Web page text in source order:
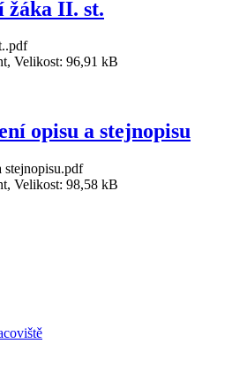
žáka II. st.
Velikost: 96,91 kB
opisu a stejnopisu
stejnopisu.pdf
Velikost: 98,58 kB